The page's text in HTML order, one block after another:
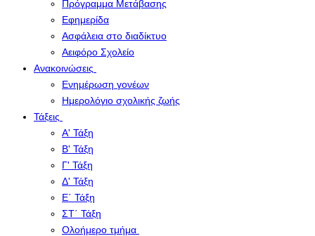
Πρόγραμμα Μετάβασης
Εφημερίδα
Ασφάλεια στο διαδίκτυο
Αειφόρο Σχολείο
Ανακοινώσεις
Ενημέρωση γονέων
Ημερολόγιο σχολικής ζωής
Τάξεις
Α' Τάξη
Β' Τάξη
Γ' Τάξη
Δ' Τάξη
Ε΄ Τάξη
ΣΤ΄ Τάξη
Ολοήμερο τμήμα